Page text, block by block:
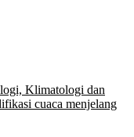
Klimatologi dan
cuaca menjelang